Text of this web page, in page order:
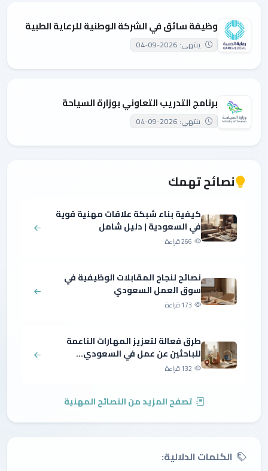
وظيفة سائق في الشركة الوطنية للرعاية الطبية
ينتهي: 2026-09-04
برنامج التدريب التعاوني بوزارة السياحة
ينتهي: 2026-09-04
نصائح تهمك
كيفية بناء شبكة علاقات مهنية قوية
في السعودية | دليل شامل
266 قراءة
نصائح لنجاح المقابلات الوظيفية في
سوق العمل السعودي
173 قراءة
طرق فعالة لتعزيز المهارات الناعمة
للباحثين عن عمل في السعودي...
132 قراءة
تصفح المزيد من النصائح المهنية
الكلمات الدلالية: